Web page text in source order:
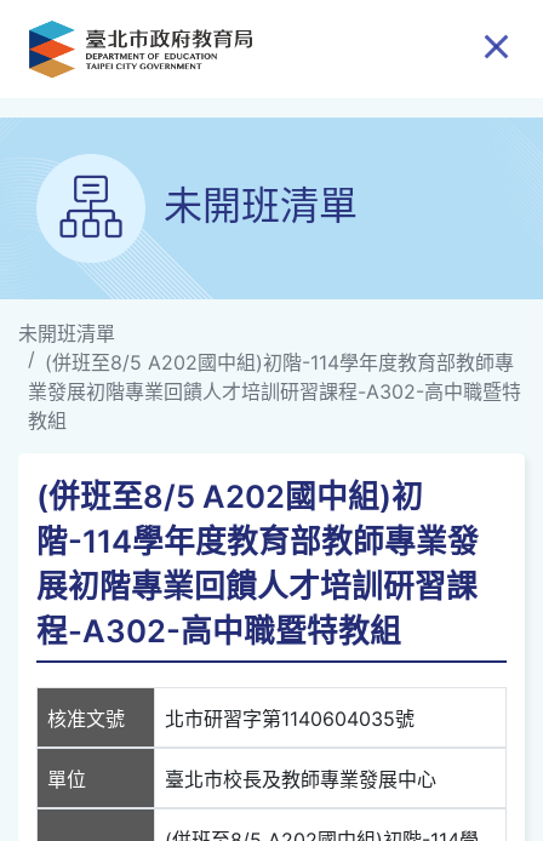
跳到主要內容
未開班清單
未開班清單
(併班至8/5 A202國中組)初階-114學年度教育部教師專
業發展初階專業回饋人才培訓研習課程-A302-高中職暨特
教組
(併班至8/5 A202國中組)初
階-114學年度教育部教師專業發
展初階專業回饋人才培訓研習課
程-A302-高中職暨特教組
核准文號 北市研習字第1140604035號
單位 臺北市校長及教師專業發展中心